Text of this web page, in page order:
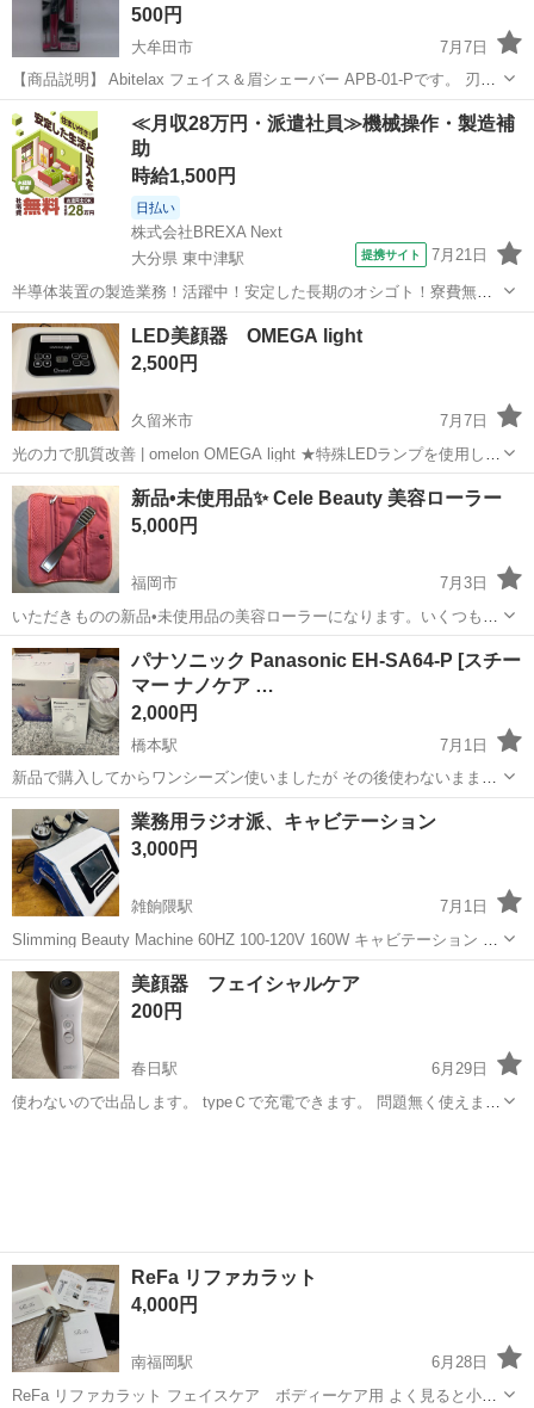
500円
大牟田市
7月7日
【商品説明】 Abitelax フェイス＆眉シェーバー APB-01-Pです。 刃の
角度調節が可能で、2mmと4mmの長さ調整用コームが付属した乾電池
式のフェイス＆眉シェーバーです。 - ブランド: Abite...
福岡 大牟田市 美容家電
≪月収28万円・派遣社員≫機械操作・製造補
助
時給1,500円
日払い
株式会社BREXA Next
大分県 東中津駅
提携サイト 7月21日
半導体装置の製造業務！活躍中！安定した長期のオシゴト！寮費無料
★赴任旅費会社負担◎20代～40代の男性活躍中★未経験活躍中！高時
給1,500円！《大分県中津市》 人気の工場のお仕事 ◇半導体装置内部
のシート製造◇ ＊クリー...
大分 中津市 東中津駅
LED美顔器 OMEGA light
2,500円
久留米市
7月7日
光の力で肌質改善 | omelon OMEGA light ★特殊LEDランプを使用した
光美容器！肌状態に合わせて4色使えます！ 【赤色】⇒コラーゲン生
成を助ける、エイジングケアしたいときにオススメ！ 【青色】⇒毛穴
が気に...
福岡 久留米市 美容家電
新品•未使用品✨ Cele Beauty 美容ローラー
5,000円
福岡市
7月3日
いただきものの新品•未使用品の美容ローラーになります。いくつも持
っているのでこの度断捨離のため出品致しました。お安くしておりま
すのでこの機会にぜひ。 定価: 16,000円 #美容ローラー #フェイスロー
ラー #美顔器
福岡 福岡市 美容家電
パナソニック Panasonic EH-SA64-P [スチー
マー ナノケア …
2,000円
橋本駅
7月1日
新品で購入してからワンシーズン使いましたが その後使わないまま箱
の中にしまってありました。 もう使う機会がなさそうなので出品しま
す。 商品スペック その他 電源方式：交流式 スチーム温度：約40℃
（ノズルガード先端から約2...
福岡 福岡市 橋本駅 美容家電 スチーム
業務用ラジオ派、キャビテーション
3,000円
雑餉隈駅
7月1日
Slimming Beauty Machine 60HZ 100-120V 160W キャビテーション ラ
ジオ波（フェイス．ボディ） BIO バキュームラジオ波 ボディ用の
ラジオ波とキャビテーションは調子が悪い為...
福岡 福岡市 雑餉隈駅 美容家電
美顔器 フェイシャルケア
200円
春日駅
6月29日
使わないので出品します。 typeＣで充電できます。 問題無く使えま
ReFa リファカラット
4,000円
南福岡駅
6月28日
ReFa リファカラット フェイスケア ボディーケア用 よく見ると小さ